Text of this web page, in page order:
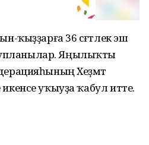
ҡыҙҙарға 36 сәғәтлек эш
Яңылыҡты
Хеҙмәт
икенсе уҡыуҙа ҡабул итте.